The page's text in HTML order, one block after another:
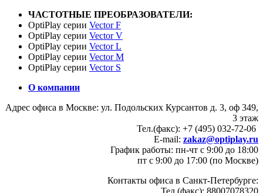
ЧАСТОТНЫЕ ПРЕОБРАЗОВАТЕЛИ:
OptiPlay серии Vector F
OptiPlay серии Vector V
OptiPlay серии Vector L
OptiPlay серии Vector M
OptiPlay серии Vector S
О компании
Адрес офиса в Москве: ул. Подольских Курсантов д. 3, оф 349,
3 этаж
Тел.(факс): +7 (495) 032-72-06
E-mail: zakaz@optiplay.ru
График работы: пн-чт с 9:00 до 18:00
пт с 9:00 до 17:00 (по Москве)
Контакты офиса в Санкт-Петербурге:
Тел.(факс): 88007078320